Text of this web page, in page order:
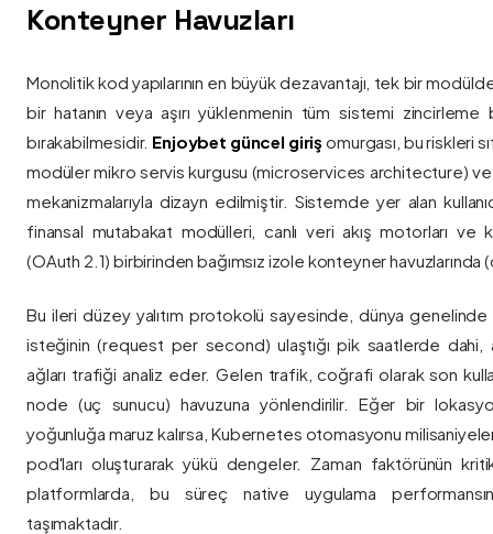
Konteyner Havuzları
Monolitik kod yapılarının en büyük dezavantajı, tek bir
bir hatanın veya aşırı yüklenmenin tüm sistemi zincirleme
bırakabilmesidir. Enjoybet güncel giriş omurgası, bu riskleri
modüler mikro servis kurgusu (microservices architecture)
mekanizmalarıyla dizayn edilmiştir. Sistemde yer alan
finansal mutabakat modülleri, canlı veri akış motorları ve
(OAuth 2.1) birbirinden bağımsız izole konteyner havuzlarında
Bu ileri düzey yalıtım protokolü sayesinde, dünya genelinde
isteğinin (request per second) ulaştığı pik saatlerde dahi,
ağları trafiği analiz eder. Gelen trafik, coğrafi olarak son
node (uç sunucu) havuzuna yönlendirilir. Eğer bir
yoğunluğa maruz kalırsa, Kubernetes otomasyonu
pod'ları oluşturarak yükü dengeler. Zaman faktörünün
platformlarda, bu süreç native uygulama
taşımaktadır.